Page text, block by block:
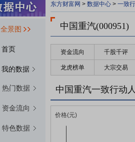
全景图
首页
我的数据
热门数据
资金流向
特色数据
东方财富网 > 数据中心 > 一致
中国重汽(000951)
资金流向 千股千评
龙虎榜单 大宗交易
中国重汽一致行动